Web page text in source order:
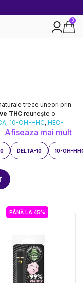
0
trece uneori prin
THC reunește o
, 10-OH-HHC, HEC-
formă
noastre sunt testate
în România.
Afiseaza mai mult
DELTA-10 10-OH-
PÂNĂ LA 45%